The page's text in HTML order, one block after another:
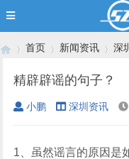
›
首页
›
新闻资讯
›
深
精辟辟谣的句子？
小鹏 深圳资讯
1、虽然谣言的原因是